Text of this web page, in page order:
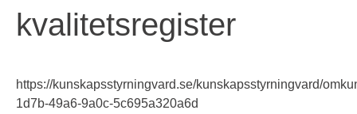
kvalitetsregister
https://kunskapsstyrningvard.se/kunskapsstyrningvard/
1d7b-49a6-9a0c-5c695a320a6d